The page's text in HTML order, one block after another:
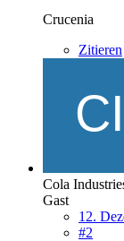
Crucenia
Zitieren
Cola
Gast
12.
#2